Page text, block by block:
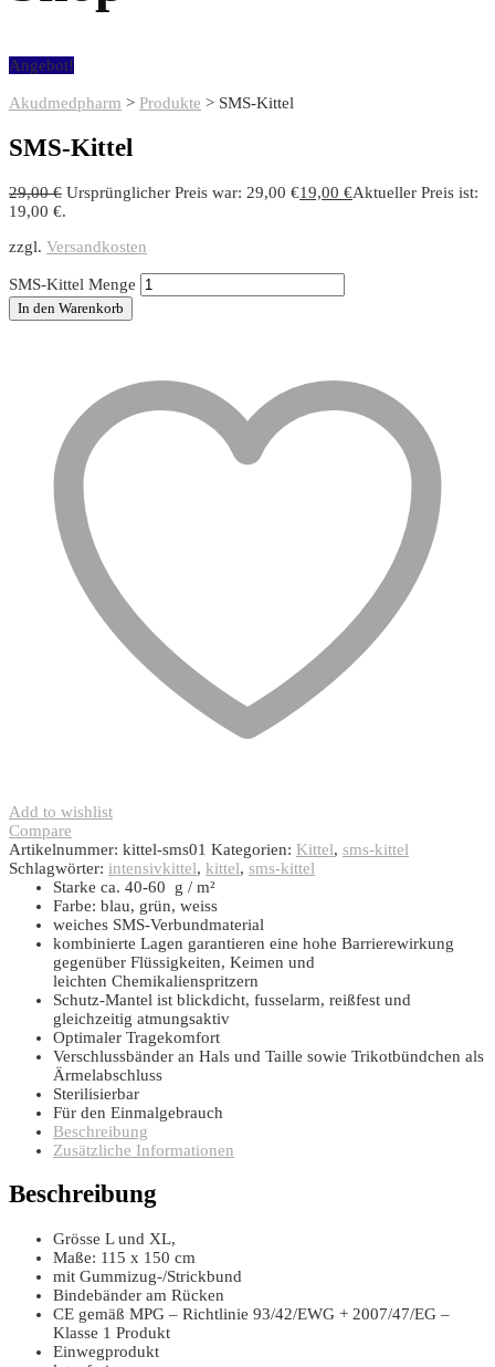
Angebot!
Akudmedpharm > Produkte > SMS-Kittel
SMS-Kittel
29,00€ Ursprünglicher Preis war: 29,00 €19,00 €Aktueller Preis ist:
19,00 €.
zzgl. Versandkosten
SMS-Kittel Menge
In den Warenkorb
Add to wishlist
Compare
Artikelnummer: kittel-sms01 Kategorien: Kittel, sms-kittel
Schlagwörter: intensivkittel, kittel, sms-kittel
Starke ca. 40-60 g / m²
Farbe: blau, grün, weiss
weiches SMS-Verbundmaterial
kombinierte Lagen garantieren eine hohe Barrierewirkung
gegenüber Flüssigkeiten, Keimen und
leichten Chemikalienspritzern
Schutz-Mantel ist blickdicht, fusselarm, reißfest und
gleichzeitig atmungsaktiv
Optimaler Tragekomfort
Verschlussbänder an Hals und Taille sowie Trikotbündchen als
Ärmelabschluss
Sterilisierbar
Für den Einmalgebrauch
Beschreibung
Zusätzliche Informationen
Beschreibung
Grösse L und XL,
Maße: 115 x 150 cm
mit Gummizug-/Strickbund
Bindebänder am Rücken
CE gemäß MPG – Richtlinie 93/42/EWG + 2007/47/EG –
Klasse 1 Produkt
Einwegprodukt